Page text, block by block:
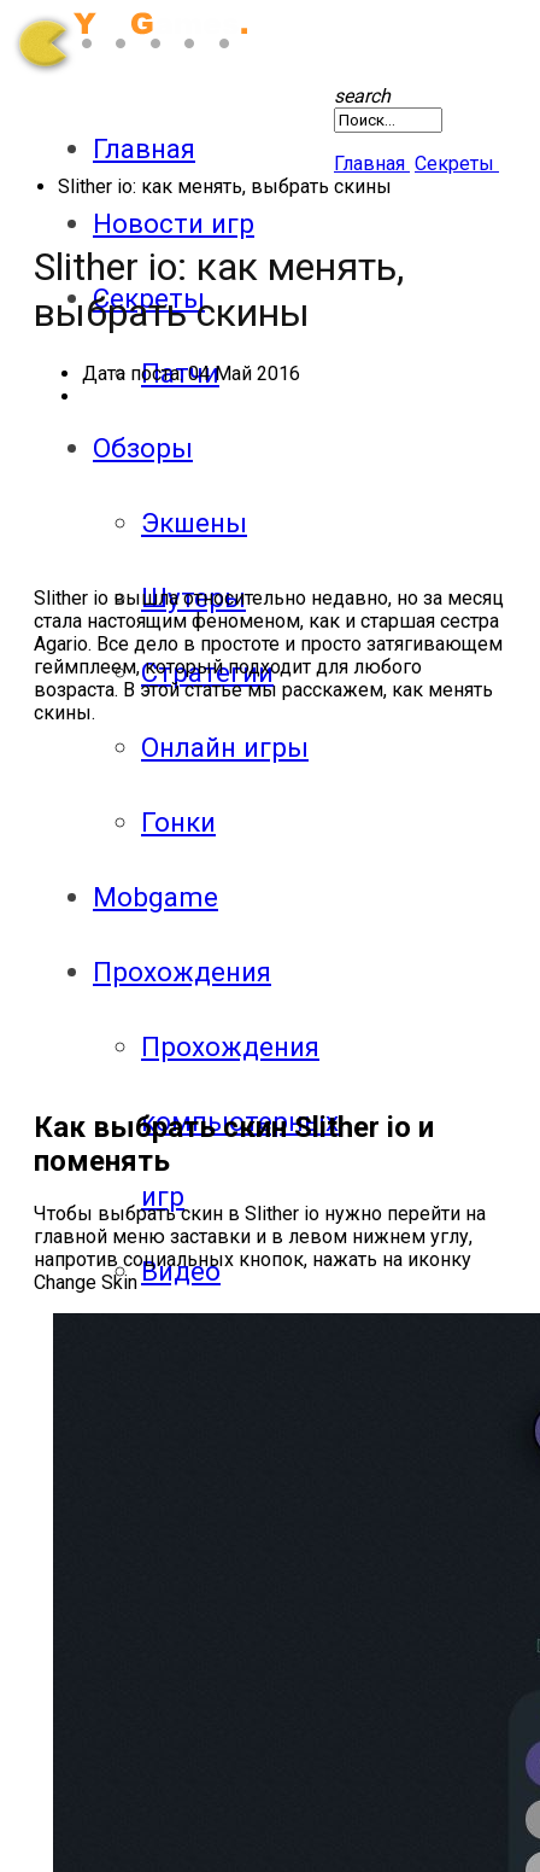
Главная
Новости игр
Секреты
Патчи
Обзоры
Экшены
Шутеры
Стратегии
Онлайн игры
Гонки
Mobgame
Прохождения
Прохождения
компьютерных
игр
Видео
search
Главная Секреты
Slither io: как менять, выбрать скины
Slither io: как менять,
выбрать скины
Дата поста:04 Май 2016
Slither io вышла относительно недавно, но за месяц
стала настоящим феноменом, как и старшая сестра
Agario. Все дело в простоте и просто затягивающем
геймплеем, который подходит для любого
возраста. В этой статье мы расскажем, как менять
скины.
Как выбрать скин Slither io и
поменять
Чтобы выбрать скин в Slither io нужно перейти на
главной меню заставки и в левом нижнем углу,
напротив социальных кнопок, нажать на иконку
Change Skin